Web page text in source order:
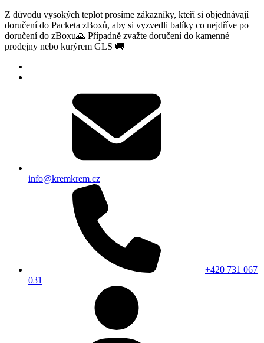
Z důvodu vysokých teplot prosíme zákazníky, kteří si objednávají
doručení do Packeta zBoxů, aby si vyzvedli balíky co nejdříve po
doručení do zBoxu🙏 Případně zvažte doručení do kamenné
prodejny nebo kurýrem GLS 🚚
info@kremkrem.cz
+420 731 067
031